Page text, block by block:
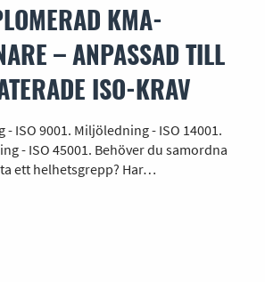
KMA-
– ANPASSAD TILL
ISO-KRAV
ISO 9001. Miljöledning - ISO 14001.
- ISO 45001. Behöver du samordna
ett helhetsgrepp? Har…